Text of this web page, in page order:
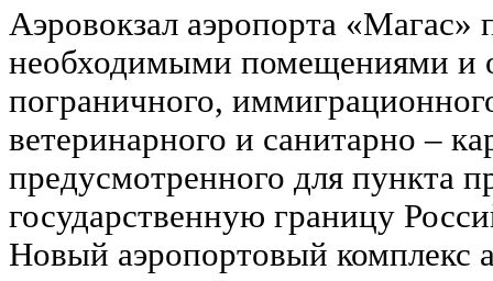
Аэровокзал аэропорта «Магас»
необходимыми помещениями и
пограничного,
ветеринарного и санитарно –
предусмотренного для пункта
государственную границу
Новый аэропортовый комплекс